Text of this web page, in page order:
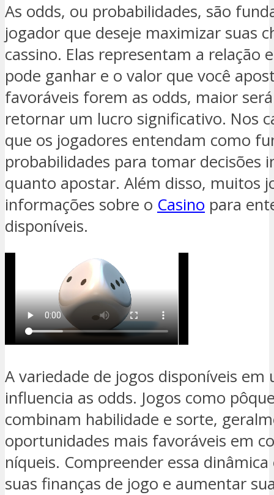
As odds, ou probabilidades, são
jogador que deseje maximizar suas
cassino. Elas representam a relação
pode ganhar e o valor que você
favoráveis forem as odds, maior
retornar um lucro significativo. Nos
que os jogadores entendam como
probabilidades para tomar decisões
quanto apostar. Além disso, muitos
informações sobre o Casino para
disponíveis.
A variedade de jogos disponíveis
influencia as odds. Jogos como
combinam habilidade e sorte,
oportunidades mais favoráveis em
níqueis. Compreender essa
suas finanças de jogo e aumentar